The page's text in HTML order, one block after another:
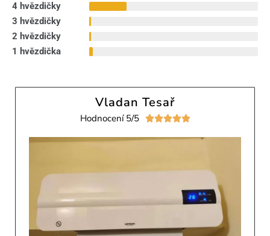
4 hvězdičky
3 hvězdičky
2 hvězdičky
1 hvězdička
Vladan Tesař
Hodnocení 5/5 